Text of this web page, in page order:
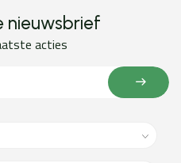
nieuwsbrief
acties